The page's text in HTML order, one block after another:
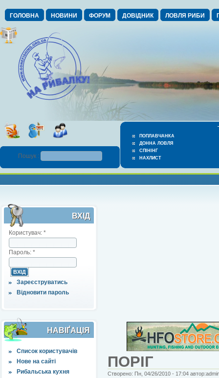
ГОЛОВНА НОВИНИ ФОРУМ ДОВІДНИК ЛОВЛЯ РИБИ
ПОПЛАВЧАНКА
ДОННА ЛОВЛЯ
СПІНІНГ
НАХЛИСТ
Пошук :
ВХІД
Користувач: *
Пароль: *
Зареєструватись
Відновити пароль
НАВІҐАЦІЯ
Список користувачів
Нове на сайті
Рибальська кухня
ПОРІГ
Створено: Пн, 04/26/2010 - 17:04